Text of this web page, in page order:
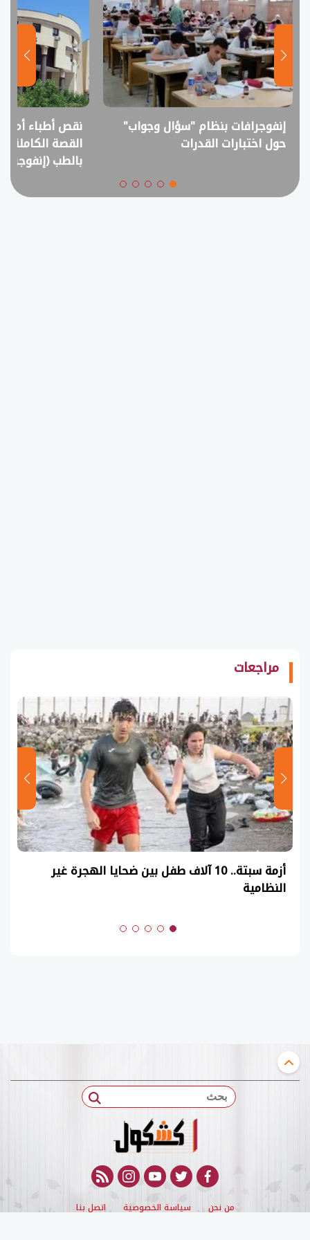
إنفوجرافات بنظام "سؤال وجواب"
حول اختبارات القدرات
نقص أطباء أم
القصة الكاملة
بالطب
مراجعات
أزمة سبتة.. 10 آلاف طفل بين ضحايا الهجرة غير
النظامية
بحث
facebook
twitter
youtube
instagram
rss feed
من نحن سياسة الخصوصية اتصل بنا